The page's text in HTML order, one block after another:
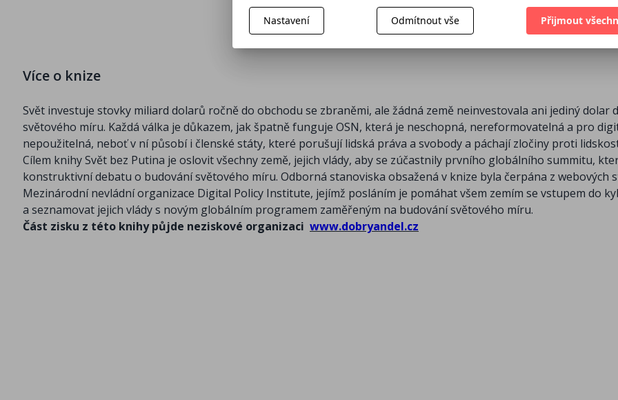
Více o knize
Svět investuje stovky miliard dolarů ročně do obchodu se zbraněmi, ale žádná země neinvestovala ani jediný dolar
světového míru. Každá válka je důkazem, jak špatně funguje OSN, která je neschopná, nereformovatelná a pro
nepoužitelná, neboť v ní působí i členské státy, které porušují lidská práva a svobody a páchají zločiny proti
Cílem knihy Svět bez Putina je oslovit všechny země, jejich vlády, aby se zúčastnily prvního globálního summitu,
konstruktivní debatu o budování světového míru. Odborná stanoviska obsažená v knize byla čerpána z webových
Mezinárodní nevládní organizace Digital Policy Institute, jejímž posláním je pomáhat všem zemím se vstupem do
a seznamovat jejich vlády s novým globálním programem zaměřeným na budování světového míru.
Část zisku z této knihy půjde neziskové organizaci www.dobryandel.cz
Nastavení Odmítnout vše Přijmout
Vaše e-mailová adresa je u
bezpečí.